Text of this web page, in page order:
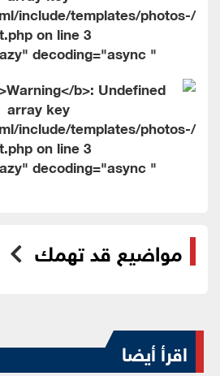
include/templates/photos-
on line3
" loading="lazy" decoding="async">
include/templates/photos-
on line3
" loading="lazy" decoding="async">
مواضيع قد تهمك
اقرأ أيضا